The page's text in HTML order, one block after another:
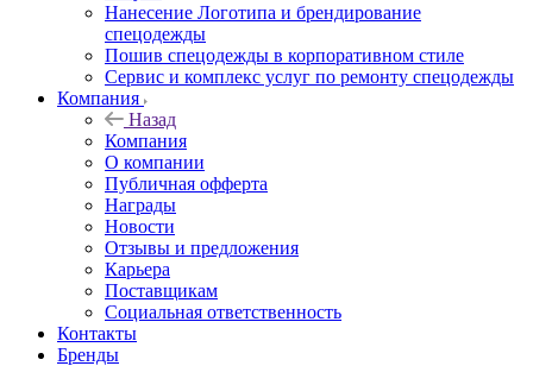
Нанесение Логотипа и брендирование
спецодежды
Пошив спецодежды в корпоративном стиле
Сервис и комплекс услуг по ремонту спецодежды
Компания
Назад
Компания
О компании
Публичная офферта
Награды
Новости
Отзывы и предложения
Карьера
Поставщикам
Социальная ответственность
Контакты
Бренды